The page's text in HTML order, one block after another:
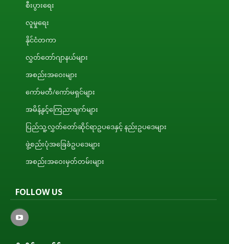
စီးပွားရေး
လူမှုရေး
နိုင်ငံတကာ
လွှတ်တော်ဂျာနယ်များ
အစည်းအဝေးများ
ကော်မတီ/ကော်မရှင်များ
အမိန့်နှင့်ကြေညာချက်များ
ပြည်သူ့လွှတ်တော်ဆိုင်ရာဥပဒေနှင့် နည်းဥပဒေများ
ဖွဲ့စည်းပုံအခြေခံဥပဒေများ
အစည်းအဝေးမှတ်တမ်းများ
FOLLOW US